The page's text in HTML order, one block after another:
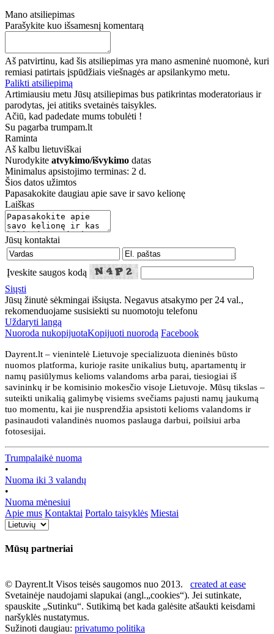
Mano atsiliepimas
Parašykite kuo išsamesnį komentarą
Aš patvirtinu, kad šis atsiliepimas yra mano asmeninė nuomonė, kuri
remiasi patirtais įspūdžiais viešnagės ar apsilankymo metu.
Palikti atsiliepimą
Artimiausiu metu Jūsų atsiliepimas bus patikrintas moderatoriaus ir
parodytas, jei atitiks svetainės taisykles.
Ačiū, kad padedate mums tobulėti !
Su pagarba trumpam.lt
Raminta
Aš kalbu lietuviškai
Nurodykite atvykimo/išvykimo datas
Minimalus apsistojimo terminas: 2 d.
Šios datos užimtos
Papasakokite daugiau apie save ir savo kelionę
Laiškas
Jūsų kontaktai
Įveskite saugos kodą
Siųsti
Jūsų žinutė sėkmingai išsiųsta. Negavus atsakymo per 24 val.,
rekomenduojame susisiekti su nuomotoju telefonu
Uždaryti langą
Nuoroda nukopijuotaKopijuoti nuorodą Facebook
Dayrent.lt – vienintelė Lietuvoje specializuota dieninės būsto
nuomos platforma, kurioje rasite unikalius butų, apartamentų ir
namų pasiūlymus kelioms valandoms arba parai, tiesiogiai iš
savininkų ir be komisinio mokesčio visoje Lietuvoje. Mūsų tikslas –
suteikti unikalią galimybę visiems svečiams pajusti namų jaukumą
tuo momentu, kai jie nusprendžia apsistoti kelioms valandoms ir
pasinaudoti valandinės nuomos paslauga darbui, poilsiui arba
fotosesijai.
Trumpalaikė nuoma
•
Nuoma iki 3 valandų
•
Nuoma mėnesiui
Apie mus Kontaktai Portalo taisyklės Miestai
Mūsų partneriai
© Dayrent.lt Visos teisės saugomos nuo 2013. created at ease
Svetainėje naudojami slapukai (angl.„cookies“). Jei sutinkate,
spauskite „Sutinku“. Sutikimą bet kada galėsite atšaukti keisdami
naršyklės nustatymus.
Sužinoti daugiau: privatumo politika